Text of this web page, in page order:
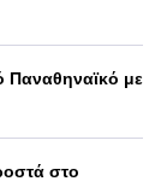
Παναθηναϊκό με
στο